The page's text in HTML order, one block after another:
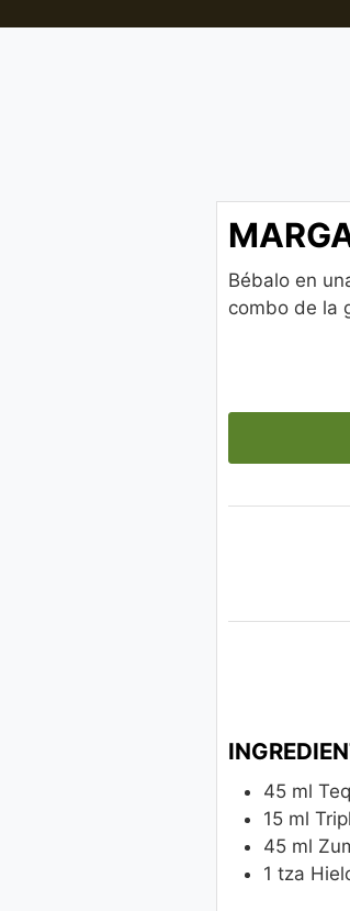
Bébalo en
combo de la
45 ml
15 ml
45 ml
1 tza